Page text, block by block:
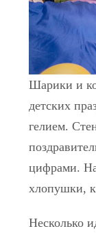
Шарики и
детских
гелием.
цифрами.
хлопушки,
Несколько